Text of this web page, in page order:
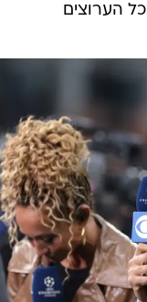
הערוצים